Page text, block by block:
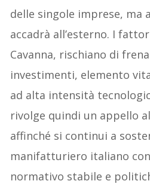
delle singole imprese, ma
accadrà all’esterno. I
Cavanna, rischiano di
investimenti, elemento
ad alta intensità
rivolge quindi un appello
affinché si continui a
manifatturiero italiano
normativo stabile e